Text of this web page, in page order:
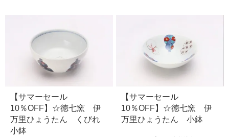
【サマーセール
10％OFF】☆徳七窯 伊
万里ひょうたん くびれ
小鉢
【サマーセール
10％OFF】☆徳七窯 伊
万里ひょうたん 小鉢